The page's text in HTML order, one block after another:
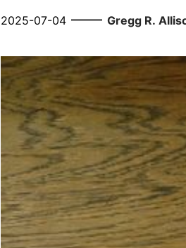
2025-07-04 —— Gregg R.